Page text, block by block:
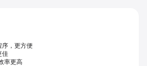
序，更方便
佳
率更高